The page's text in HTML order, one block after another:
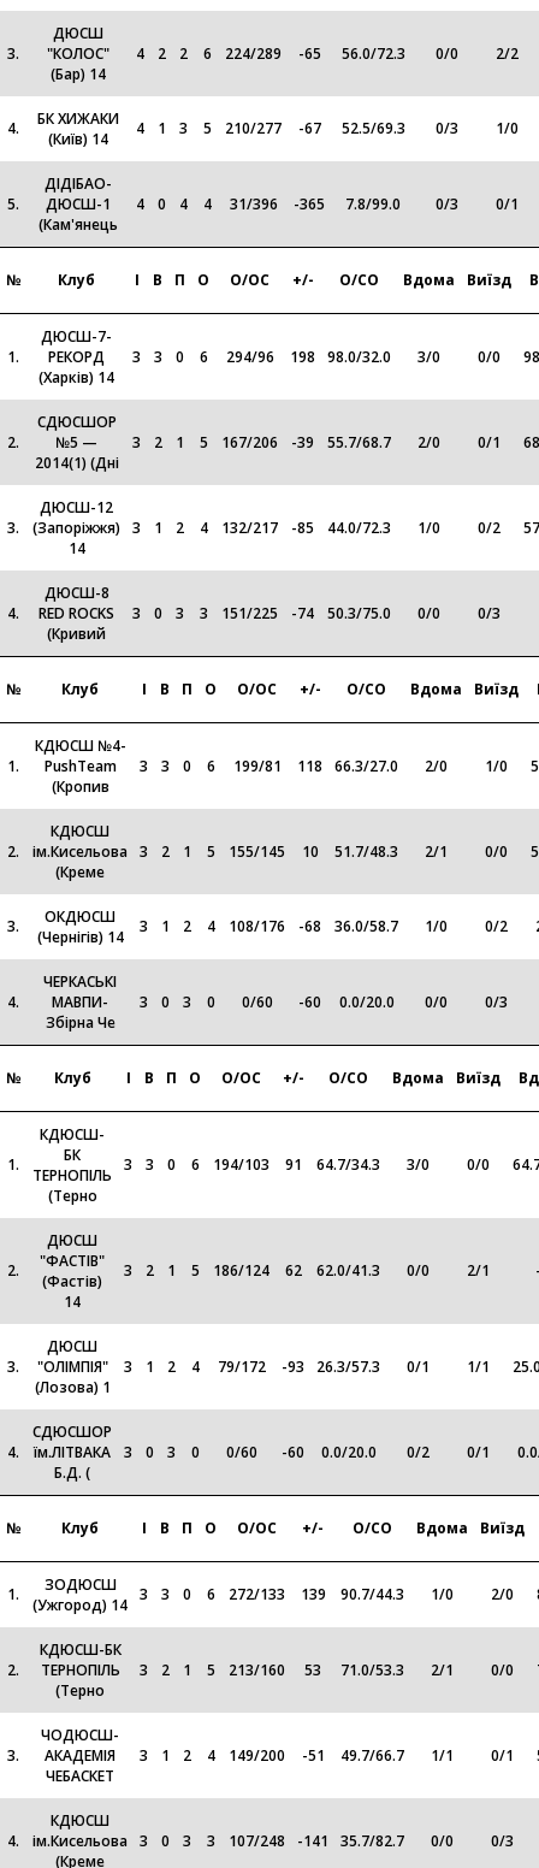
3.
ДЮСШ
"КОЛОС"
(Бар) 14
4 2 2 6 224/289 -65 56.0/72.3 0/0 2/2
4.
БК ХИЖАКИ
(Київ) 14
4 1 3 5 210/277 -67 52.5/69.3 0/3 1/0
5.
ДІДІБАО-
ДЮСШ-1
(Кам'янець
4 0 4 4 31/396 -365 7.8/99.0 0/3 0/1
№ Клуб І В П О О/ОС +/- О/СО Вдома Виїзд
1.
ДЮСШ-7-
РЕКОРД
(Харків) 14
3 3 0 6 294/96 198 98.0/32.0 3/0 0/0
2.
СДЮСШОР
№5 —
2014(1) (Дні
3 2 1 5 167/206 -39 55.7/68.7 2/0 0/1
3.
ДЮСШ-12
(Запоріжжя)
14
3 1 2 4 132/217 -85 44.0/72.3 1/0 0/2
4.
ДЮСШ-8
RED ROCKS
(Кривий
3 0 3 3 151/225 -74 50.3/75.0 0/0 0/3
№ Клуб І В П О О/ОС +/- О/СО Вдома Виїзд
1.
КДЮСШ №4-
PushTeam
(Кропив
3 3 0 6 199/81 118 66.3/27.0 2/0 1/0
2.
КДЮСШ
ім.Кисельова
(Креме
3 2 1 5 155/145 10 51.7/48.3 2/1 0/0
3.
ОКДЮСШ
(Чернігів) 14
3 1 2 4 108/176 -68 36.0/58.7 1/0 0/2
4.
ЧЕРКАСЬКІ
МАВПИ-
Збірна Че
3 0 3 0 0/60 -60 0.0/20.0 0/0 0/3
№ Клуб І В П О О/ОС +/- О/СО Вдома Виїзд
1.
КДЮСШ-
БК
ТЕРНОПІЛЬ
(Терно
3 3 0 6 194/103 91 64.7/34.3 3/0 0/0
2.
ДЮСШ
"ФАСТІВ"
(Фастів)
14
3 2 1 5 186/124 62 62.0/41.3 0/0 2/1
3.
ДЮСШ
"ОЛІМПІЯ"
(Лозова) 1
3 1 2 4 79/172 -93 26.3/57.3 0/1 1/1
4.
СДЮСШОР
їм.ЛІТВАКА
Б.Д. (
3 0 3 0 0/60 -60 0.0/20.0 0/2 0/1 0.0
№ Клуб І В П О О/ОС +/- О/СО Вдома Виїзд
1.
ЗОДЮСШ
(Ужгород) 14
3 3 0 6 272/133 139 90.7/44.3 1/0 2/0
2.
КДЮСШ-БК
ТЕРНОПІЛЬ
(Терно
3 2 1 5 213/160 53 71.0/53.3 2/1 0/0
3.
ЧОДЮСШ-
АКАДЕМІЯ
ЧЕБАСКЕТ
3 1 2 4 149/200 -51 49.7/66.7 1/1 0/1
4.
КДЮСШ
ім.Кисельова
(Креме
3 0 3 3 107/248 -141 35.7/82.7 0/0 0/3